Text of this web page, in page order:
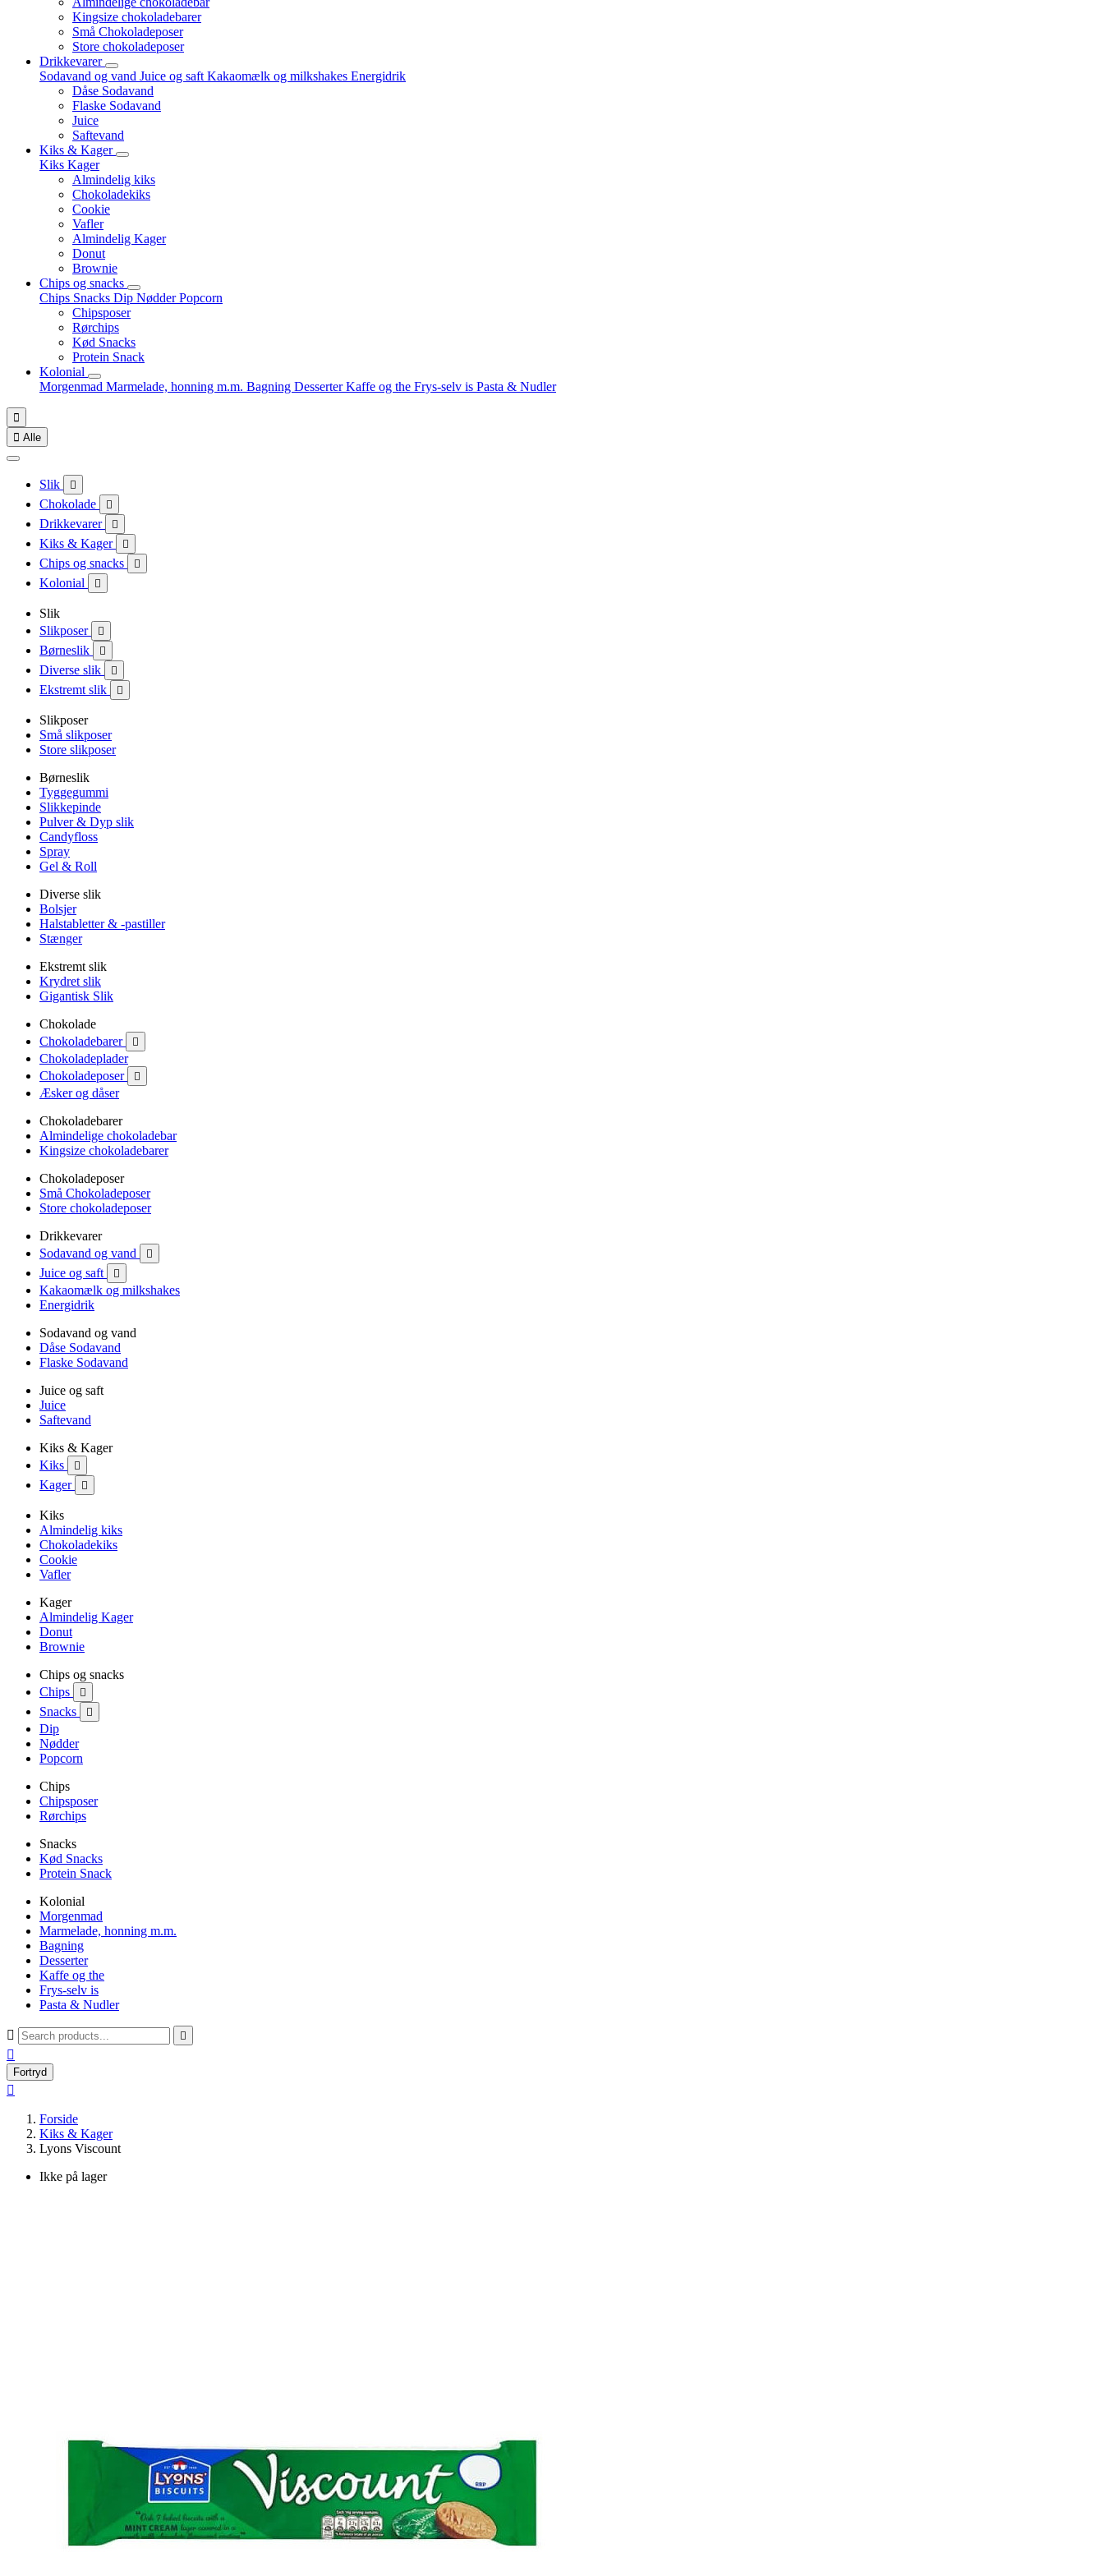
Kingsize chokoladebarer
Små Chokoladeposer
Store chokoladeposer
Drikkevarer
Sodavand og vand Juice og saft Kakaomælk og milkshakes Energidrik
Dåse Sodavand
Flaske Sodavand
Juice
Saftevand
Kiks & Kager
Kiks Kager
Almindelig kiks
Chokoladekiks
Cookie
Vafler
Almindelig Kager
Donut
Brownie
Chips og snacks
Chips Snacks Dip NødderPopcorn
Chipsposer
Rørchips
Kød Snacks
Protein Snack
Kolonial
Morgenmad Marmelade, honning m.m. Bagning DesserterKaffe og the Frys-selv is Pasta & Nudler

 Alle
Slik 
Chokolade 
Drikkevarer 
Kiks & Kager 
Chips og snacks 
Kolonial 
Slik
Slikposer

Børneslik 
Diverse slik 
Ekstremt slik 
Slikposer
Små slikposer
Store slikposer
Børneslik
Tyggegummi
Slikkepinde
Pulver & Dyp slik
Candyfloss
Spray
Gel & Roll
Diverse slik
Bolsjer
Halstabletter & -pastiller
Stænger
Ekstremt slik
Krydret slik
Gigantisk Slik
Chokolade
Chokoladebarer

Chokoladeplader
Chokoladeposer

Æsker og dåser
Chokoladebarer
Almindelige chokoladebar
Kingsize chokoladebarer
Chokoladeposer
Små Chokoladeposer
Store chokoladeposer
Drikkevarer
Sodavand og vand

Juice og saft 
Kakaomælk og milkshakes
Energidrik
Sodavand og vand
Dåse Sodavand
Flaske Sodavand
Juice og saft
Juice
Saftevand
Kiks & Kager
Kiks

Kager 
Kiks
Almindelig kiks
Chokoladekiks
Cookie
Vafler
Kager
Almindelig Kager
Donut
Brownie
Chips og snacks
Chips

Snacks 
Dip
Nødder
Popcorn
Chips
Chipsposer
Rørchips
Snacks
Kød Snacks
Protein Snack
Kolonial
Morgenmad
Marmelade, honning m.m.
Bagning
Desserter
Kaffe og the
Frys-selv is
Pasta & Nudler
 

Fortryd

Forside
Kiks & Kager
Lyons Viscount
Ikke på lager